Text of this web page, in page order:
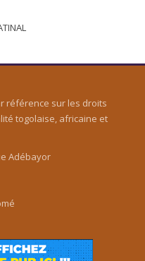
référence sur les droits
togolaise, africaine et
Adébayor